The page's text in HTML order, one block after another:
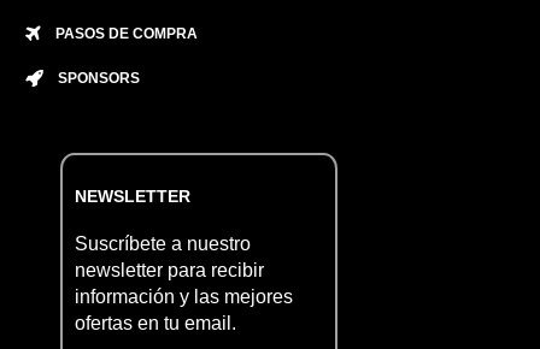
PASOS DE COMPRA
SPONSORS
NEWSLETTER
Suscríbete a nuestro
newsletter para recibir
información y las mejores
ofertas en tu email.